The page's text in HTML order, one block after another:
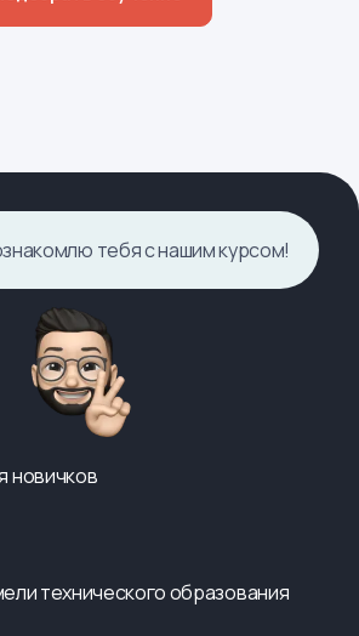
тебя с нашим курсом!
новичков
технического образования